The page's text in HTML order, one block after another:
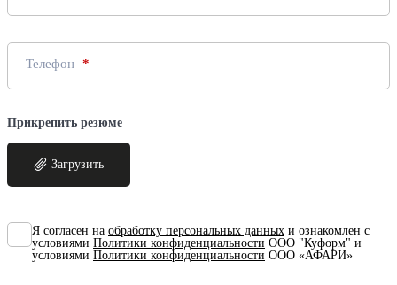
Телефон
Прикрепить резюме
Загрузить
Я согласен на обработку персональных данных и ознакомлен с
условиями Политики конфиденциальности ООО "Куформ" и
условиями Политики конфиденциальности ООО «АФАРИ»